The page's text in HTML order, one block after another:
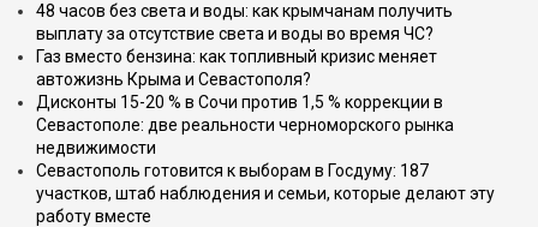
48 часов без света и воды: как крымчанам получить
выплату за отсутствие света и воды во время ЧС?
Газ вместо бензина: как топливный кризис меняет
автожизнь Крыма и Севастополя?
Дисконты 15-20 % в Сочи против 1,5 % коррекции в
Севастополе: две реальности черноморского рынка
недвижимости
Севастополь готовится к выборам в Госдуму: 187
участков, штаб наблюдения и семьи, которые делают эту
работу вместе